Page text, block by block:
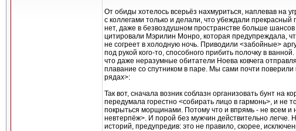
От обиды хотелось всерьёз нахмуриться, наплевав на
с коллегами только и делали, что убеждали прекрасный
нет, даже в безвоздушном пространстве больше
цитировали Мэрилин Монро, которая предупреждала,
не согреет в холодную ночь. Приводили <забойные>
под рукой кого-то, способного прибить полочку в
что даже неразумные обитатели Ноева ковчега
плавание со спутником в паре. Мы сами почти поверили
рядах>:
Так вот, сначала возник соблазн организовать бунт на
передумала горестно <собирать лицо в гармонь>, и не
покрыться морщинами. Потому что и впрямь - не всем и
невтерпёж>. И порой без мужчин действительно легче.
историй, предупредив: это не правило, скорее,